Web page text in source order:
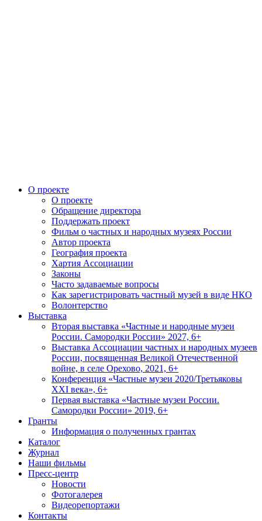
О проекте
О проекте
Обращение директора
Поддержать проект
Фильм о частных и народных музеях России
Автор проекта
География проекта
Хартия Ассоциации
Законы
Часто задаваемые вопросы
Как зарегистрировать частный музей в виде НКО
Волонтерство
Выставка
Вторая выставка «Частные и народные музеи
России. Самородки России» 2027, 6+
Выставка Ассоциации частных и народных музеев
России, посвященная Великой Отечественной
войне, в селе Орехово, 2021, 6+
Конференция «Частные музеи 2020/Третьяковы
XXI века», 6+
Первая выставка «Частные музеи России.
Самородки России» 2019, 6+
Гранты
Информация о полученных грантах
Каталог
Журнал
Наши фильмы
Пресс-центр
Новости
Фотогалерея
Видеорепортажи
Контакты